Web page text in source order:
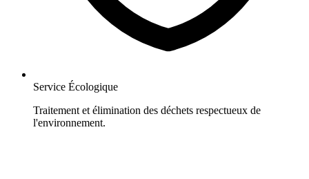
Service Écologique
Traitement et élimination des déchets respectueux de
l'environnement.